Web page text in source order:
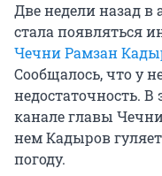
Две недели назад
стала появляться
Чечни Рамзан
Сообщалось, что у
недостаточность. В
канале главы
нем Кадыров
погоду.